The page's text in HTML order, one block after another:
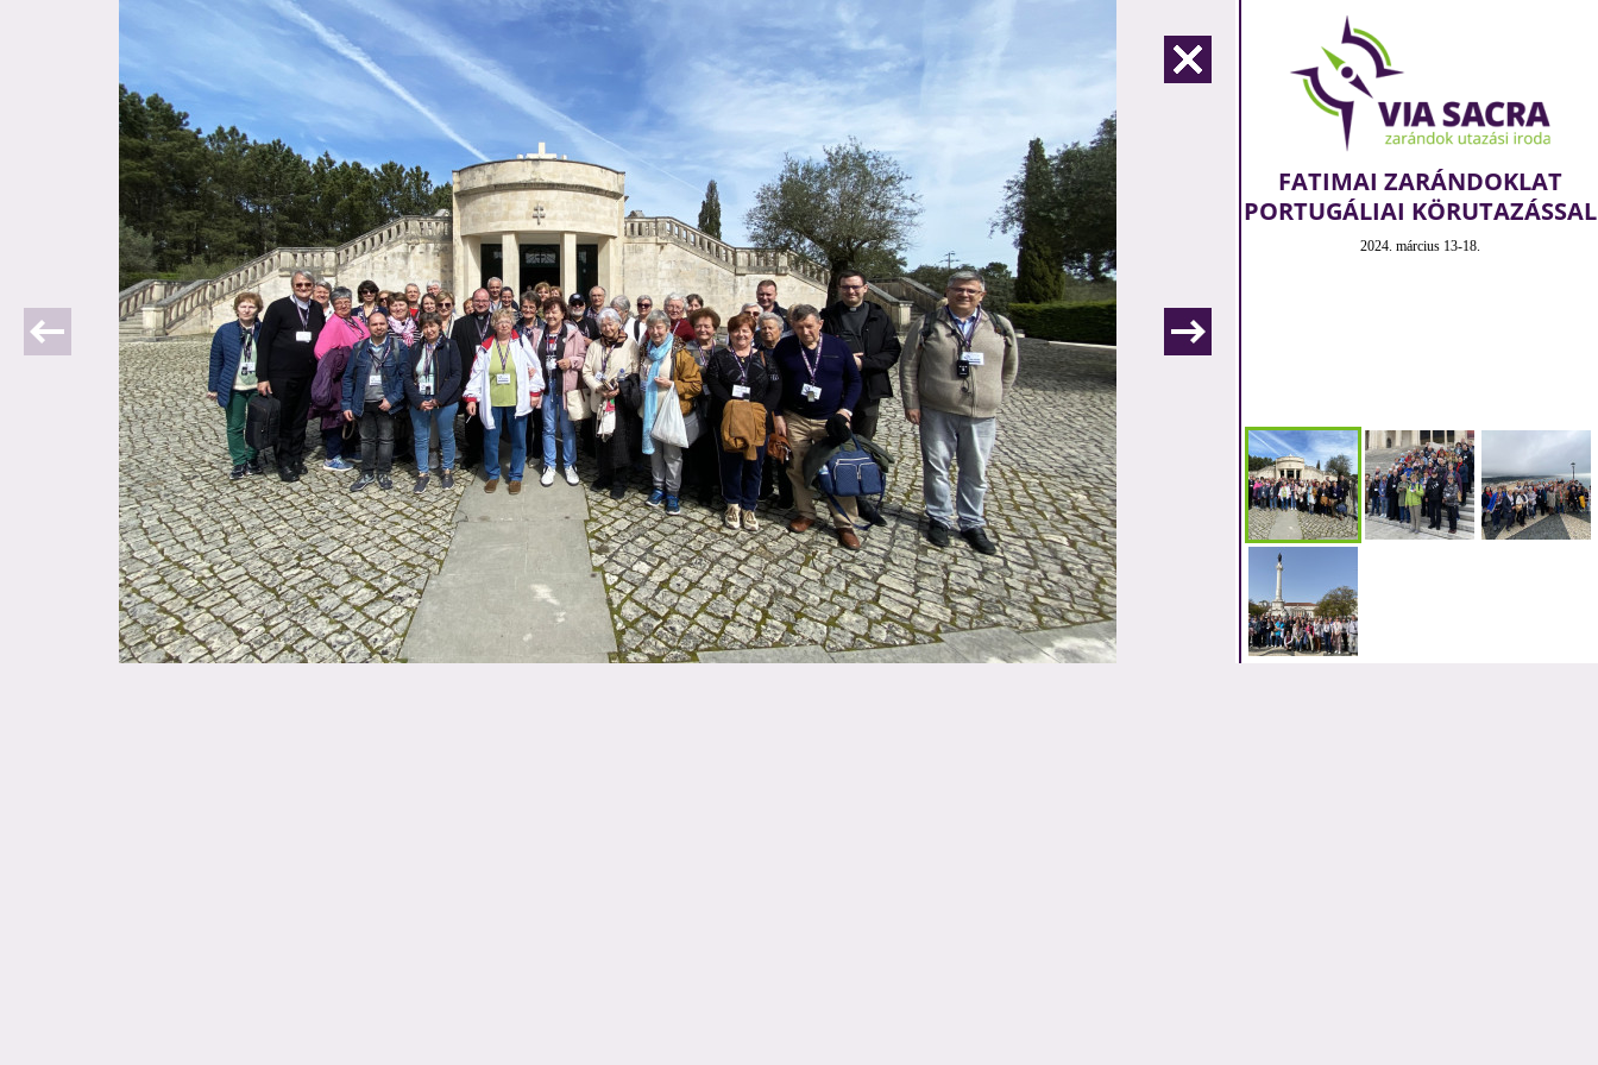
FATIMAI ZARÁNDOKLAT
PORTUGÁLIAI KÖRUTAZÁSSAL
2024. március 13-18.